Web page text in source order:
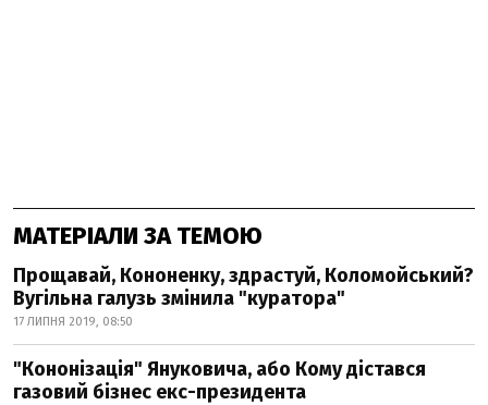
МАТЕРІАЛИ ЗА ТЕМОЮ
Прощавай, Кононенку, здрастуй, Коломойський?
Вугільна галузь змінила "куратора"
17 ЛИПНЯ 2019, 08:50
"Кононізація" Януковича, або Кому дістався
газовий бізнес екс-президента